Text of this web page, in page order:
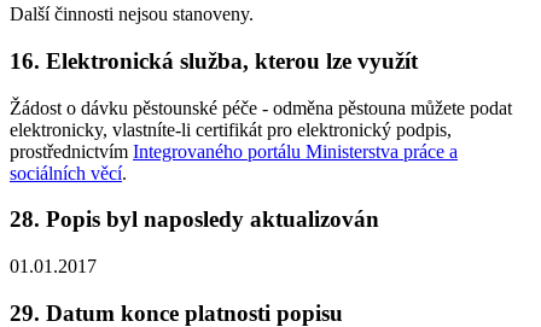
Další činnosti nejsou stanoveny.
16. Elektronická služba, kterou lze využít
Žádost o dávku pěstounské péče - odměna pěstouna můžete podat
elektronicky, vlastníte-li certifikát pro elektronický podpis,
prostřednictvím Integrovaného portálu Ministerstva práce a
sociálních věcí.
28. Popis byl naposledy aktualizován
01.01.2017
29. Datum konce platnosti popisu